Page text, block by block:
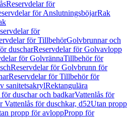
Reservdelar för
för AnslutningsböjarRak
för
för TillbehörGolvbrunnar och
duscharReservdelar för Golvavlopp
för GolvrännaTillbehör för
Reservdelar för Golvbrunn för
Reservdelar för Tillbehör för
sanitetsakrylRektangulära
duschar och badkarVattenlås för
Vattenlås för duschkar, d52Utan propp
propp för avloppPropp för